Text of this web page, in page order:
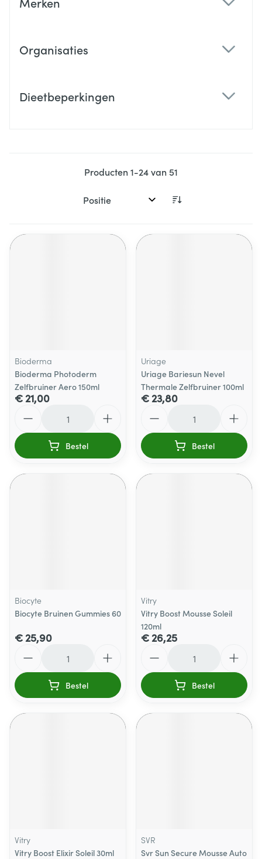
Organisaties
Dieetbeperkingen
Producten1-24van51
Sorteer op:
Bioderma
Bioderma Photoderm
Zelfbruiner Aero 150ml
€ 21,00
Bestel
Uriage
Uriage Bariesun Nevel
Thermale Zelfbruiner 100ml
€ 23,80
Bestel
Biocyte
Biocyte Bruinen Gummies 60
€ 25,90
Bestel
Vitry
Vitry Boost Mousse Soleil
120ml
€ 26,25
Bestel
Vitry
Vitry Boost Elixir Soleil 30ml
SVR
Svr Sun Secure Mousse Auto